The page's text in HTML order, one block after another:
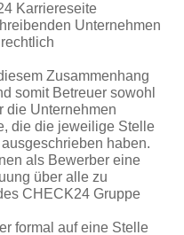
Karriereseite
Unternehmen
Zusammenhang
somit Betreuer sowohl
die Unternehmen
die die jeweilige Stelle
haben.
als Bewerber eine
über alle zu
CHECK24 Gruppe
formal auf eine Stelle